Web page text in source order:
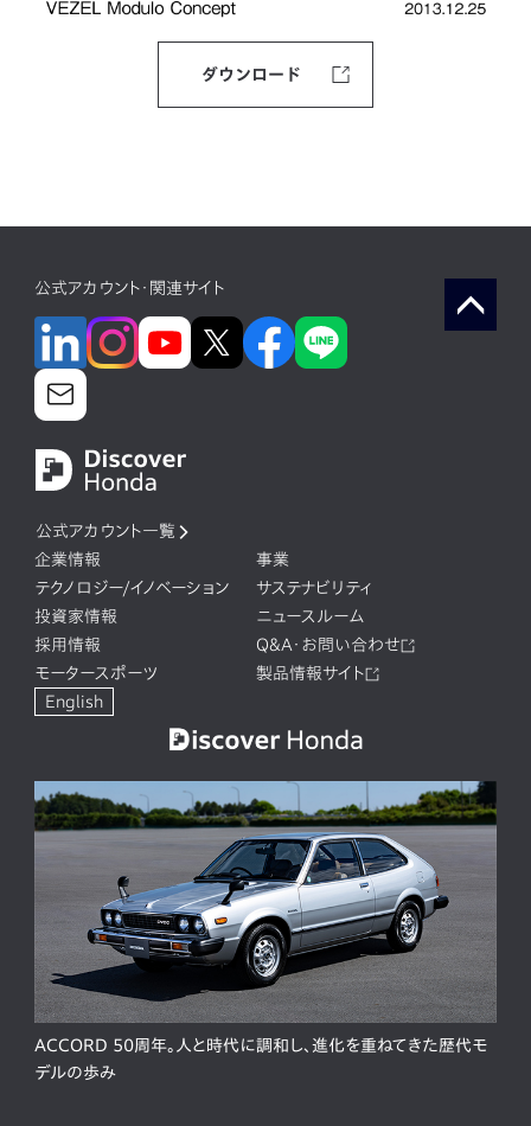
ダウンロード
公式アカウント・関連サイト
公式アカウント一覧
企業情報
事業
テクノロジー/イノベーション
サステナビリティ
投資家情報
ニュースルーム
採用情報
Q&A・お問い合わせ
モータースポーツ
製品情報サイト
English
ACCORD 50周年。人と時代に調和し、進化を重ねてきた歴代モ
デルの歩み